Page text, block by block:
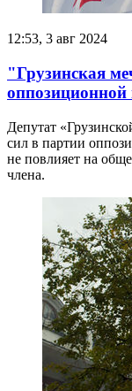
12:53, 3 авг 2024
"Грузинская
оппозиционной
Депутат
сил в партии
не повлияет на
члена.